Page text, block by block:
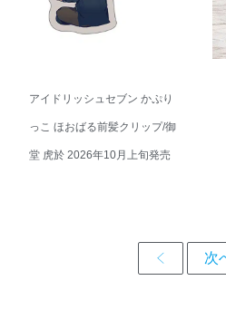
アイドリッシュセブン かぷり
っこ ほおばる前髪クリップ/御
堂 虎於 2026年10月上旬発売